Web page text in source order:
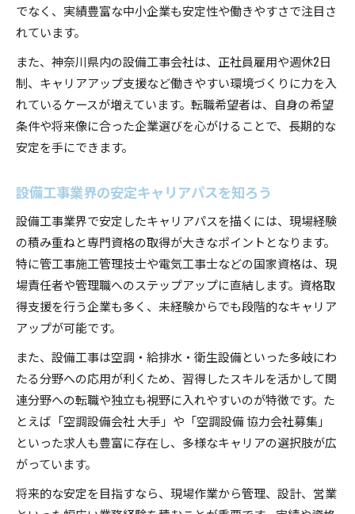
でなく、実績豊富な中小企業も安定性や働きやすさで注目さ
れています。
また、神奈川県内の設備工事会社は、正社員雇用や週休2日
制、キャリアアップ支援など働きやすい環境づくりに力を入
れているケースが増えています。転職希望者は、自身の希望
条件や将来像に合った企業選びを心がけることで、長期的な
安定を手にできます。
設備工事業界の安定キャリアパスを知ろう
設備工事業界で安定したキャリアパスを描くには、現場経験
の積み重ねと専門資格の取得が大きなポイントとなります。
特に管工事施工管理技士や電気工事士などの国家資格は、現
場責任者や管理職へのステップアップに直結します。資格取
得支援を行う企業も多く、未経験からでも段階的なキャリア
アップが可能です。
また、設備工事は空調・給排水・衛生設備といった多岐にわ
たる分野への応用が利くため、習得したスキルを活かして関
連分野への転職や独立も視野に入れやすいのが特徴です。た
とえば「空調設備会社 大手」や「空調設備 協力会社募集」
といった求人も豊富に存在し、多様なキャリアの選択肢が広
がっています。
将来的な安定を目指すなら、現場作業から管理、設計、営業